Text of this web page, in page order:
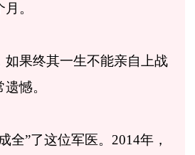
。
果终其一生不能亲自上战
憾。
”了这位军医。2014年，